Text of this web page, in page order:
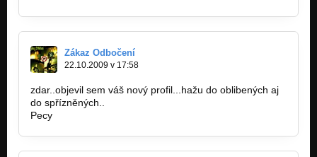
Zákaz Odbočení
22.10.2009 v 17:58
zdar..objevil sem váš nový profil...hažu do oblibených aj
do spřízněných..
Pecy